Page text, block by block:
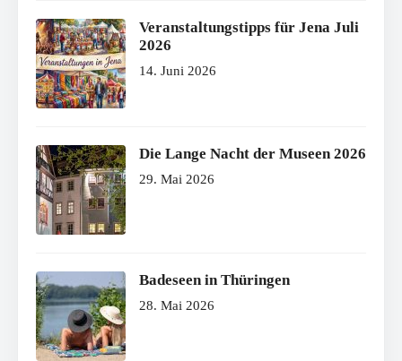
Veranstaltungstipps für Jena Juli
2026
14. Juni 2026
Die Lange Nacht der Museen 2026
29. Mai 2026
Badeseen in Thüringen
28. Mai 2026